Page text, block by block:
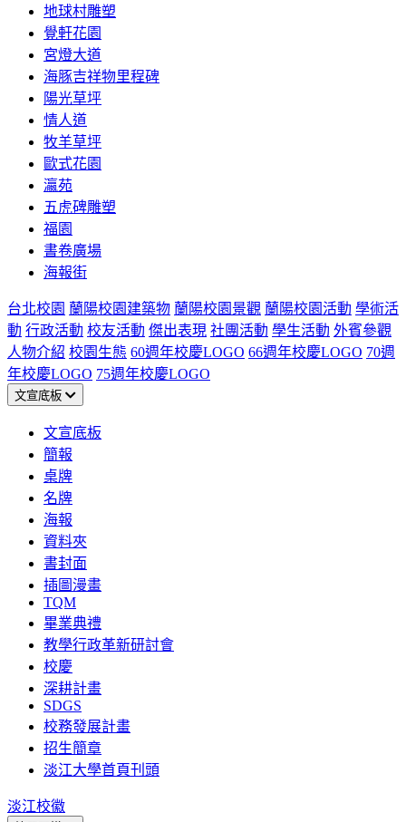
地球村雕塑
覺軒花園
宮燈大道
海豚吉祥物里程碑
陽光草坪
情人道
牧羊草坪
歐式花園
瀛苑
五虎碑雕塑
福園
書卷廣場
海報街
台北校園 蘭陽校園建築物 蘭陽校園景觀 蘭陽校園活動 學術活
動 行政活動 校友活動 傑出表現 社團活動 學生活動 外賓參觀
人物介紹 校園生態 60週年校慶LOGO 66週年校慶LOGO 70週
年校慶LOGO 75週年校慶LOGO
文宣底板
文宣底板
簡報
桌牌
名牌
海報
資料夾
書封面
插圖漫畫
TQM
畢業典禮
教學行政革新研討會
校慶
深耕計畫
SDGS
校務發展計畫
招生簡章
淡江大學首頁刊頭
淡江校徽